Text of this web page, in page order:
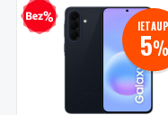
kredīts
5%